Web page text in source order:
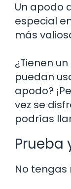
Un apodo
especial
más
¿Tienen
puedan
apodo?
vez se
podrías
Prueba
No